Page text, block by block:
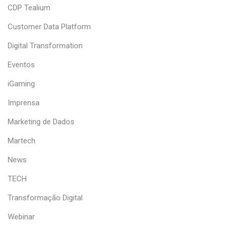
CDP Tealium
Customer Data Platform
Digital Transformation
Eventos
iGaming
Imprensa
Marketing de Dados
Martech
News
TECH
Transformação Digital
Webinar